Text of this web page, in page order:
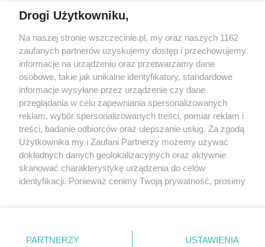
targi
Wernisaże
Więcej
Specjalny koncert z okazji
20. urodzin portalu
wSzczecinie.pl
Regulamin konkursów
śniadaniówka "Hej
Szczecin! Jest piątek!"
Partnerzy
Praca Szczecin
Drogi Użytkowniku,
Na naszej stronie wszczecinie.pl, my oraz naszych 1162
zaufanych partnerów uzyskujemy dostęp i przechowujemy
informacje na urządzeniu oraz przetwarzamy dane
osobowe, takie jak unikalne identyfikatory, standardowe
informacje wysyłane przez urządzenie czy dane
przeglądania w celu zapewniania spersonalizowanych
reklam, wybór spersonalizowanych treści, pomiar reklam i
treści, badanie odbiorców oraz ulepszanie usług. Za zgodą
Użytkownika my i Zaufani Partnerzy możemy używać
dokładnych danych geolokalizacyjnych oraz aktywnie
skanować charakterystykę urządzenia do celów
identyfikacji. Ponieważ cenimy Twoją prywatność, prosimy
prywatności znajdujący się w lewym dolnym rogu strony
PARTNERZY USTAWIENIA